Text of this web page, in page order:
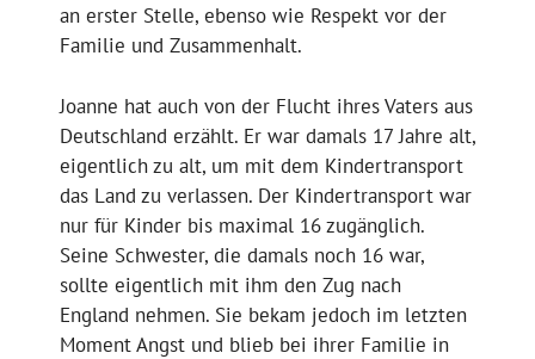
an erster Stelle, ebenso wie Respekt vor der
Familie und Zusammenhalt.
Joanne hat auch von der Flucht ihres Vaters aus
Deutschland erzählt. Er war damals 17 Jahre alt,
eigentlich zu alt, um mit dem Kindertransport
das Land zu verlassen. Der Kindertransport war
nur für Kinder bis maximal 16 zugänglich.
Seine Schwester, die damals noch 16 war,
sollte eigentlich mit ihm den Zug nach
England nehmen. Sie bekam jedoch im letzten
Moment Angst und blieb bei ihrer Familie in